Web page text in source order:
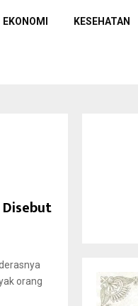
EKONOMI KESEHATAN
orang